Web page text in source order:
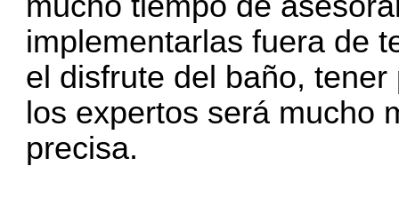
implementarlas fuera de
el disfrute del baño,
los expertos será mucho
precisa.